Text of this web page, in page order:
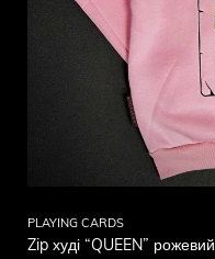
PLAYING CARDS
Zip худі “QUEEN” рожевий